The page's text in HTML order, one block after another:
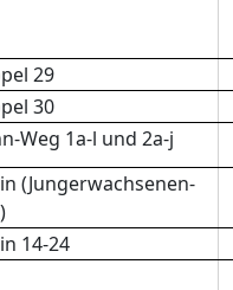
29
30
Weg 1a-l und 2a-j
(Jungerwachsenen-
14-24